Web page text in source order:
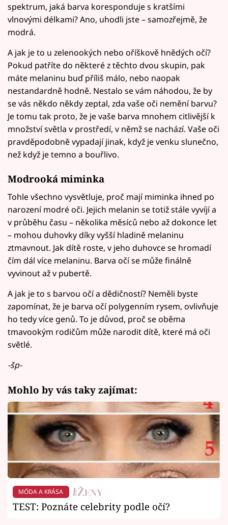
spektrum, jaká barva koresponduje s kratšími
vlnovými délkami? Ano, uhodli jste – samozřejmě, že
modrá.
A jak je to u zelenookých nebo oříškově hnědých očí?
Pokud patříte do některé z těchto dvou skupin, pak
máte melaninu buď příliš málo, nebo naopak
nestandardně hodně. Nestalo se vám náhodou, že by
se vás někdo někdy zeptal, zda vaše oči nemění barvu?
Je tomu tak proto, že je vaše barva mnohem citlivější k
množství světla v prostředí, v němž se nachází. Vaše oči
pravděpodobně vypadají jinak, když je venku slunečno,
než když je temno a bouřlivo.
Modrooká miminka
Tohle všechno vysvětluje, proč mají miminka ihned po
narození modré oči. Jejich melanin se totiž stále vyvíjí a
v průběhu času – několika měsíců nebo až dokonce let
– mohou duhovky díky vyšší hladině melaninu
ztmavnout. Jak dítě roste, v jeho duhovce se hromadí
čím dál více melaninu. Barva očí se může finálně
vyvinout až v pubertě.
A jak je to s barvou očí a dědičností? Neměli byste
zapomínat, že je barva očí polygenním rysem, ovlivňuje
ho tedy více genů. To je důvod, proč se oběma
tmavookým rodičům může narodit dítě, které má oči
světlé.
-šp-
Mohlo by vás taky zajímat:
MÓDA A KRÁSA
TEST: Poznáte celebrity podle očí?